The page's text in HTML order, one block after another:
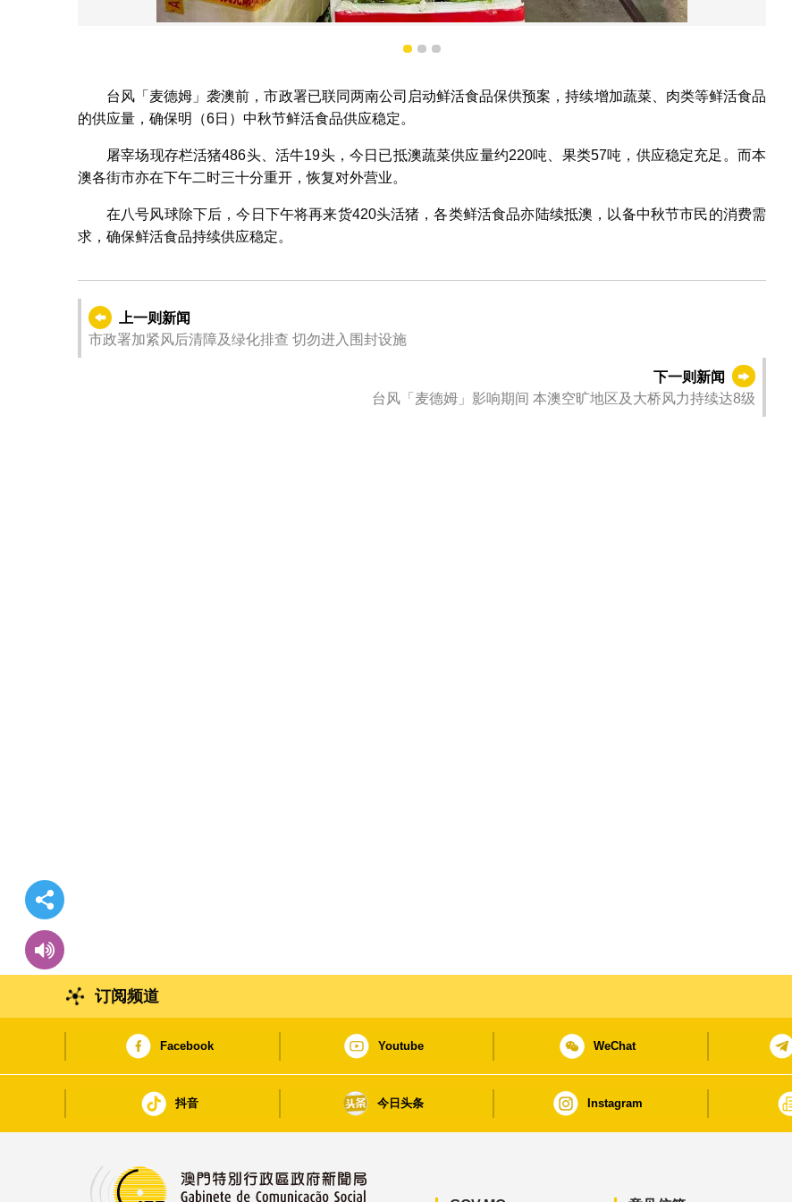
1
2 3
台风「麦德姆」袭澳前，市政署已联同两南公司启动鲜活食品保供预案，持续增加蔬菜、肉类等鲜活食品
的供应量，确保明（6日）中秋节鲜活食品供应稳定。
屠宰场现存栏活猪486头、活牛19头，今日已抵澳蔬菜供应量约220吨、果类57吨，供应稳定充足。而本
澳各街市亦在下午二时三十分重开，恢复对外营业。
在八号风球除下后，今日下午将再来货420头活猪，各类鲜活食品亦陆续抵澳，以备中秋节市民的消费需
求，确保鲜活食品持续供应稳定。
上一则新闻
市政署加紧风后清障及绿化排查 切勿进入围封设施
下一则新闻
台风「麦德姆」影响期间 本澳空旷地区及大桥风力持续达8级
订阅频道
Facebook Youtube WeChat
抖音 今日头条 Instagram